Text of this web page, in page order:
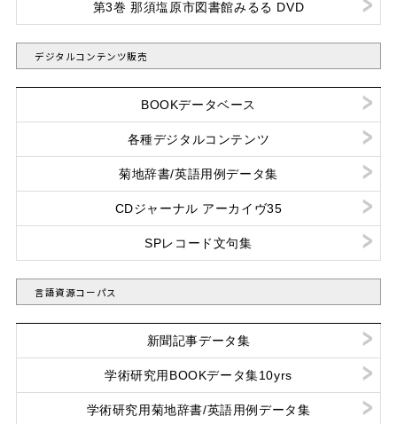
第3巻 那須塩原市図書館みるる DVD
デジタルコンテンツ販売
BOOKデータベース
各種デジタルコンテンツ
菊地辞書/英語用例データ集
CDジャーナル アーカイヴ35
SPレコード文句集
言語資源コーパス
新聞記事データ集
学術研究用BOOKデータ集10yrs
学術研究用菊地辞書/英語用例データ集